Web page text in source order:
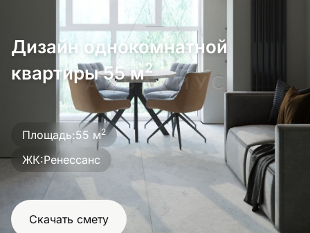
г. Краснодар
8 (861) 945-12-
34
Обсудить
проект
Дизайн однокомнатной
квартиры 55 м2
Площадь:55 м2
ЖК:Ренессанс
Скачать смету